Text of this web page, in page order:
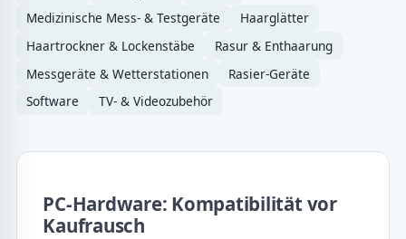
Medizinische Mess- & Testgeräte
Haarglätter
Haartrockner & Lockenstäbe
Rasur & Enthaarung
Messgeräte & Wetterstationen
Rasier-Geräte
Software
TV- & Videozubehör
PC-Hardware: Kompatibilität vor
Kaufrausch